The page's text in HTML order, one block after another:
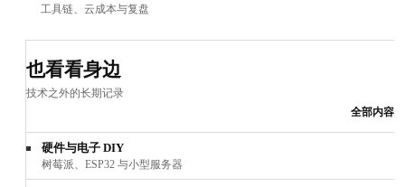
工具链、云成本与复盘
也看看身边
技术之外的长期记录
全部内容
硬件与电子 DIY
树莓派、ESP32 与小型服务器